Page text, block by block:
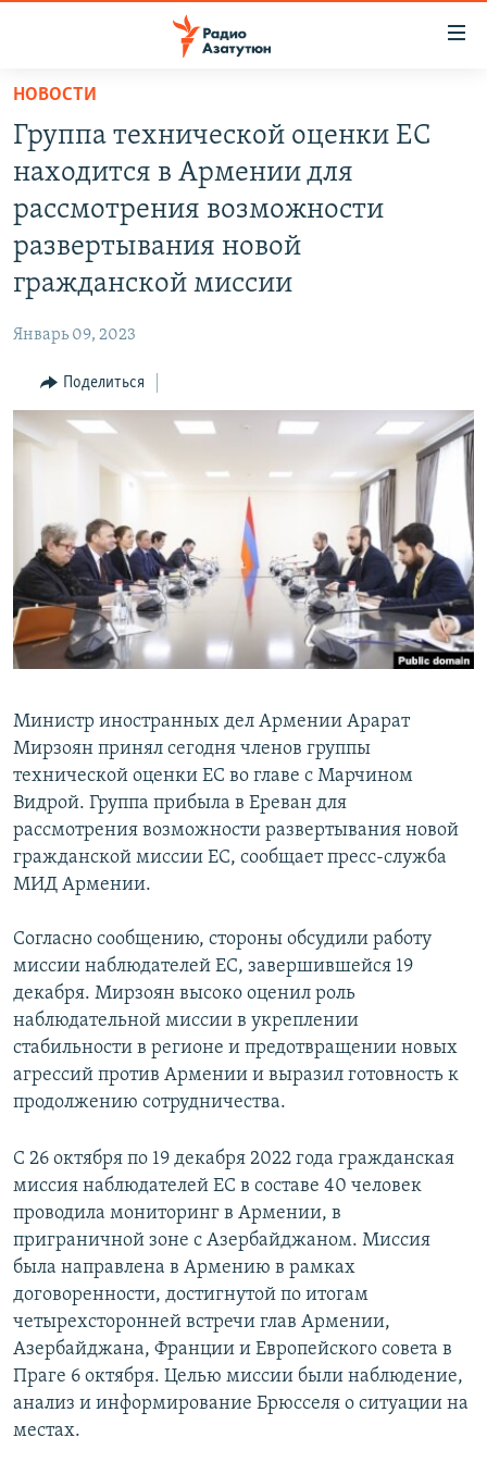
Перейти
основному
содержанию
основной
навигации
Перейти
НОВОСТИ
ЭКОНОМИКА
НАГОРНЫЙ КАРАБАХ
КУЛЬТУРА
СПОРТ
Հայերեն
English
Русский
Все сайты Радио Азатутюн
НОВОСТИ
Группа технической оценки ЕС
находится в Армении для
рассмотрения возможности
развертывания новой
гражданской миссии
Январь 09, 2023
Поделиться
Министр иностранных дел Армении Арарат
Мирзоян принял сегодня членов группы
технической оценки ЕС во главе с Марчином
Видрой. Группа прибыла в Ереван для
рассмотрения возможности развертывания новой
гражданской миссии ЕС, сообщает пресс-служба
МИД Армении.
Согласно сообщению, стороны обсудили работу
миссии наблюдателей ЕС, завершившейся 19
декабря. Мирзоян высоко оценил роль
наблюдательной миссии в укреплении
стабильности в регионе и предотвращении новых
агрессий против Армении и выразил готовность к
продолжению сотрудничества.
С 26 октября по 19 декабря 2022 года гражданская
миссия наблюдателей ЕС в составе 40 человек
проводила мониторинг в Армении, в
приграничной зоне с Азербайджаном. Миссия
была направлена в Армению в рамках
договоренности, достигнутой по итогам
четырехсторонней встречи глав Армении,
Азербайджана, Франции и Европейского совета в
Праге 6 октября. Целью миссии были наблюдение,
анализ и информирование Брюсселя о ситуации на
местах.